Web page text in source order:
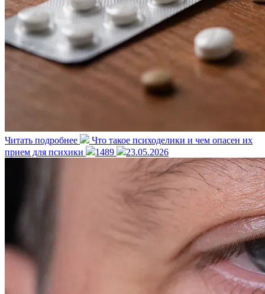
Читать подробнее
Что такое психоделики и чем опасен их
прием для психики
1489 23.05.2026